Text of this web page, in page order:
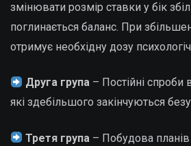
змінювати розмір ставки у бік
поглинається баланс. При
отримує необхідну дозу
Друга група – Постійні спроби
які здебільшого закінчуються
Третя група – Побудова планів